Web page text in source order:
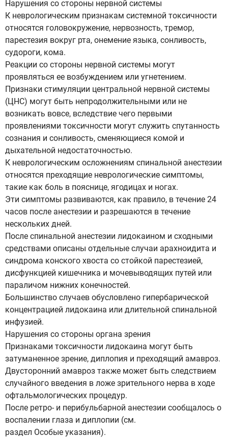
Нарушения со стороны нервной системы
К неврологическим признакам системной токсичности
относятся головокружение, нервозность, тремор,
парестезия вокруг рта, онемение языка, сонливость,
судороги, кома.
Реакции со стороны нервной системы могут
проявляться ее возбуждением или угнетением.
Признаки стимуляции центральной нервной системы
(ЦНС) могут быть непродолжительными или не
возникать вовсе, вследствие чего первыми
проявлениями токсичности могут служить спутанность
сознания и сонливость, сменяющиеся комой и
дыхательной недостаточностью.
К неврологическим осложнениям спинальной анестезии
относятся преходящие неврологические симптомы,
такие как боль в пояснице, ягодицах и ногах.
Эти симптомы развиваются, как правило, в течение 24
часов после анестезии и разрешаются в течение
нескольких дней.
После спинальной анестезии лидокаином и сходными
средствами описаны отдельные случаи арахноидита и
синдрома конского хвоста со стойкой парестезией,
дисфункцией кишечника и мочевыводящих путей или
параличом нижних конечностей.
Большинство случаев обусловлено гипербарической
концентрацией лидокаина или длительной спинальной
инфузией.
Нарушения со стороны органа зрения
Признаками токсичности лидокаина могут быть
затуманенное зрение, диплопия и преходящий амавроз.
Двусторонний амавроз также может быть следствием
случайного введения в ложе зрительного нерва в ходе
офтальмологических процедур.
После ретро- и перибульбарной анестезии сообщалось о
воспалении глаза и диплопии (см.
раздел Особые указания).